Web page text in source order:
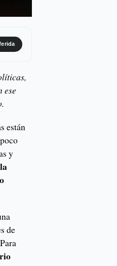
ese
están
y
de